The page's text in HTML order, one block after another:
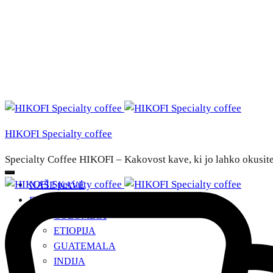
HIKOFI Specialty coffee
Specialty Coffee HIKOFI – Kakovost kave, ki jo lahko
NAŠE KAVE
DRŽAVE POREKLA
COLOMBIA
ETIOPIJA
GUATEMALA
INDIJA